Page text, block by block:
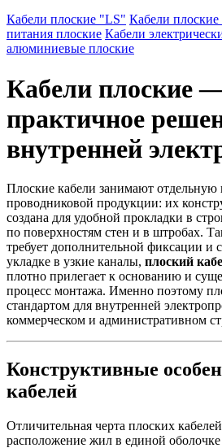
Кабели плоские "LS" Кабели
питания плоские Кабели
алюминиевые плоские
Кабели плоские
практичное
внутренней
Плоские кабели занимают отдельную
проводниковой продукции: их
создана для удобной прокладки в
по поверхностям стен и в штробах.
требует дополнительной фиксации и
укладке в узкие каналы, плоский
плотно прилегает к основанию и
процесс монтажа. Именно поэтому
стандартом для внутренней
коммерческом и административном
Конструктивные
кабелей
Отличительная черта плоских
расположение жил в единой оболочке